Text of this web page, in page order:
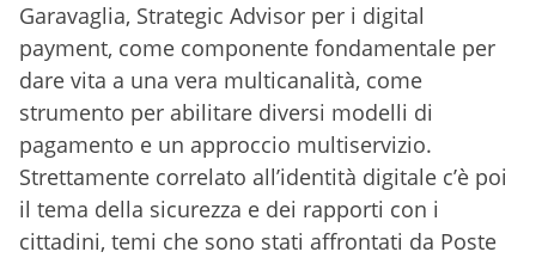
Garavaglia, Strategic Advisor per i digital
payment, come componente fondamentale per
dare vita a una vera multicanalità, come
strumento per abilitare diversi modelli di
pagamento e un approccio multiservizio.
Strettamente correlato all’identità digitale c’è poi
il tema della sicurezza e dei rapporti con i
cittadini, temi che sono stati affrontati da Poste